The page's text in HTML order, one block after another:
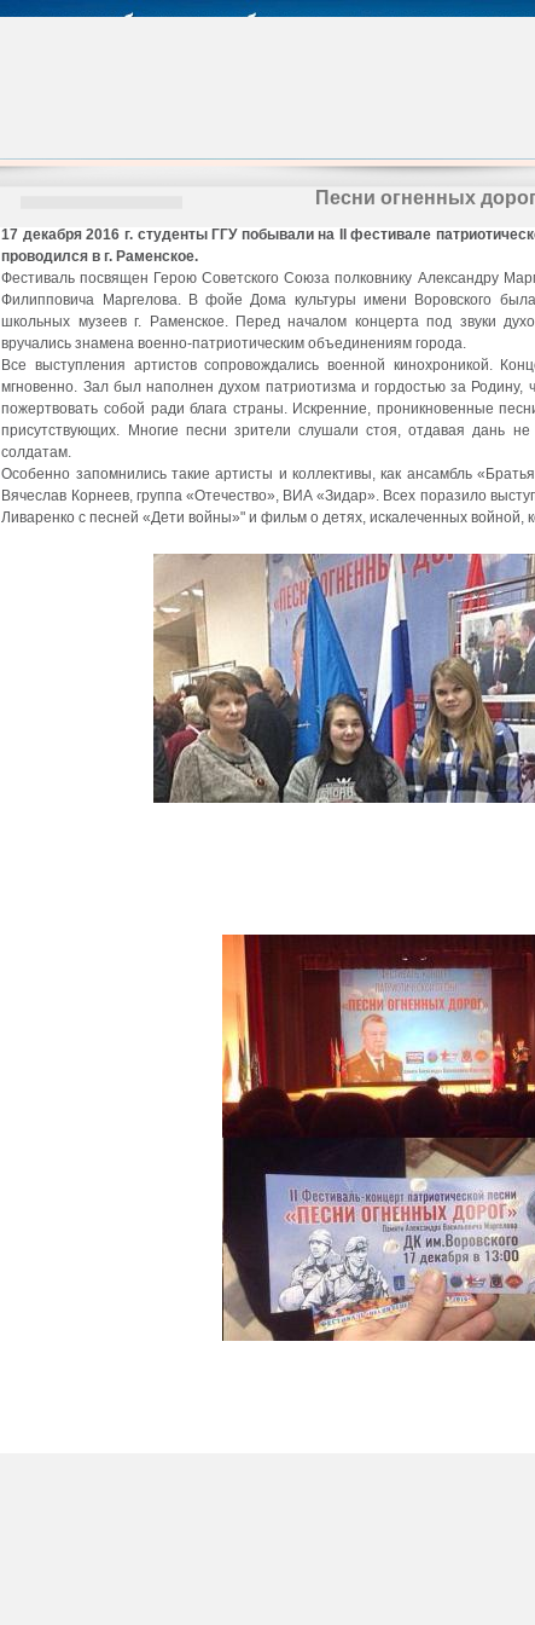
Песни огненных
17 декабря 2016 г. студенты ГГУ побывали на
фестивале
проводился в г. Раменское.
Фестиваль посвящен Герою Советского Союза полковнику Александру
Филипповича Маргелова. В фойе Дома культуры имени Воровского
школьных музеев г. Раменское. Перед началом концерта под звуки
вручались знамена военно-патриотическим объединениям города.
Все выступления артистов сопровождались военной кинохроникой.
мгновенно. Зал был наполнен духом патриотизма и гордостью за Родину,
пожертвовать собой ради блага страны. Искренние, проникновенные
присутствующих. Многие песни зрители слушали стоя, отдавая дань
солдатам.
Особенно запомнились такие артисты и коллективы, как ансамбль
Вячеслав Корнеев, группа «Отечество», ВИА «Зидар». Всех поразило
Ливаренко с песней «Дети войны»" и фильм о детях, искалеченных войной,